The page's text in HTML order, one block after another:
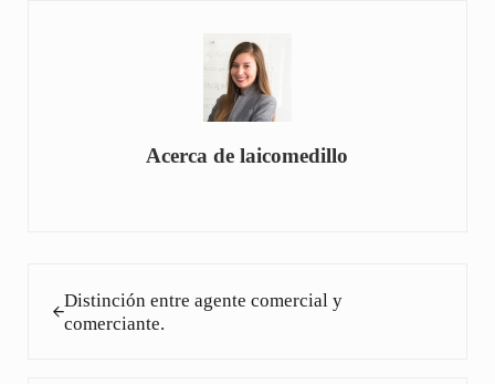
Acerca delaicomedillo
Distinción entre agente comercial y
comerciante.